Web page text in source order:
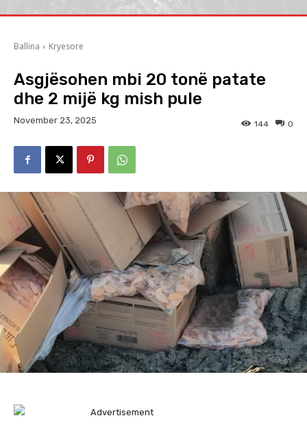
Ballina Kryesore
Asgjësohen mbi 20 tonë patate
dhe 2 mijë kg mish pule
November 23, 2025 0
144